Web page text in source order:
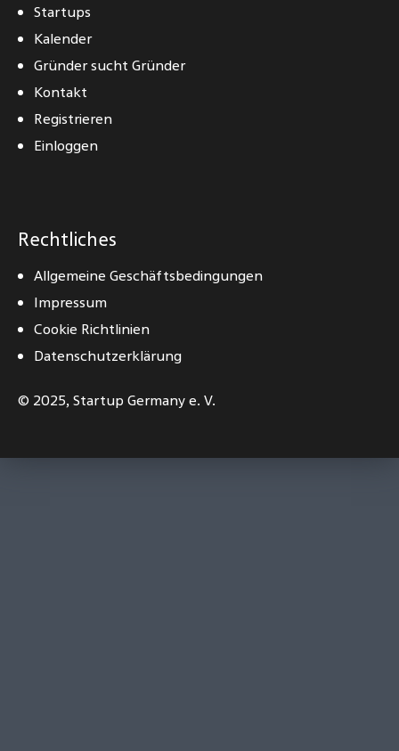
Startups
Kalender
Gründer sucht Gründer
Kontakt
Registrieren
Einloggen
Rechtliches
Allgemeine Geschäftsbedingungen
Impressum
Cookie Richtlinien
Datenschutzerklärung
© 2025,Startup Germany e. V.